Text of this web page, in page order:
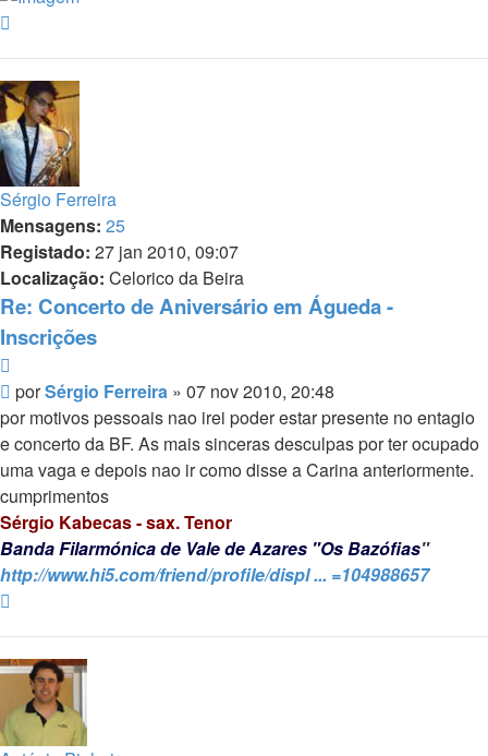
Sérgio Ferreira
Mensagens: 25
Registado: 27 jan 2010, 09:07
Localização: Celorico da Beira
Re: Concerto de Aniversário em Águeda -
Inscrições
Mensagem
porSérgio Ferreira » 07 nov 2010, 20:48
por motivos pessoais nao irei poder estar presente no entagio
e concerto da BF. As mais sinceras desculpas por ter ocupado
uma vaga e depois nao ir como disse a Carina anteriormente.
cumprimentos
Sérgio Kabecas - sax. Tenor
Banda Filarmónica de Vale de Azares "Os Bazófias"
http://www.hi5.com/friend/profile/displ ... =104988657